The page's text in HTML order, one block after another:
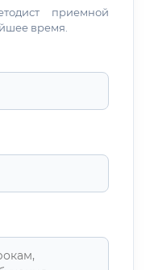
приемной
время.